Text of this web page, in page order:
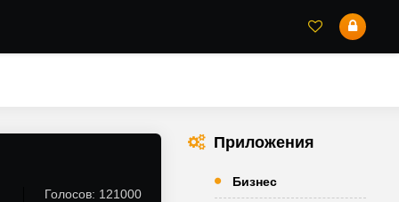
Голосов: 121000
Приложения
Бизнес